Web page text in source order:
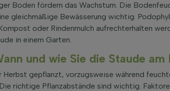
Boden fördern das Wachstum. Die
gleichmäßige Bewässerung wichtig.
oder Rindenmulch aufrechterhalten
in einem Garten.
und wie Sie die Staude am
Herbst gepflanzt, vorzugsweise während
richtige Pflanzabstände sind wichtig.